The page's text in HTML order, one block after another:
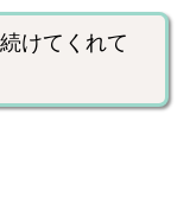
けてくれて